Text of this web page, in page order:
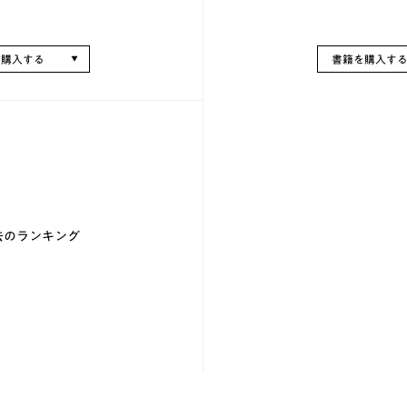
入する 書籍を購入する
ランキング